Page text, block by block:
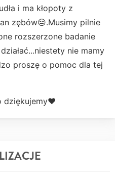
i ma kłopoty z
zębów😑.Musimy pilnie
rozszerzone badanie
nie mamy
proszę o pomoc dla tej
dziękujemy❤️